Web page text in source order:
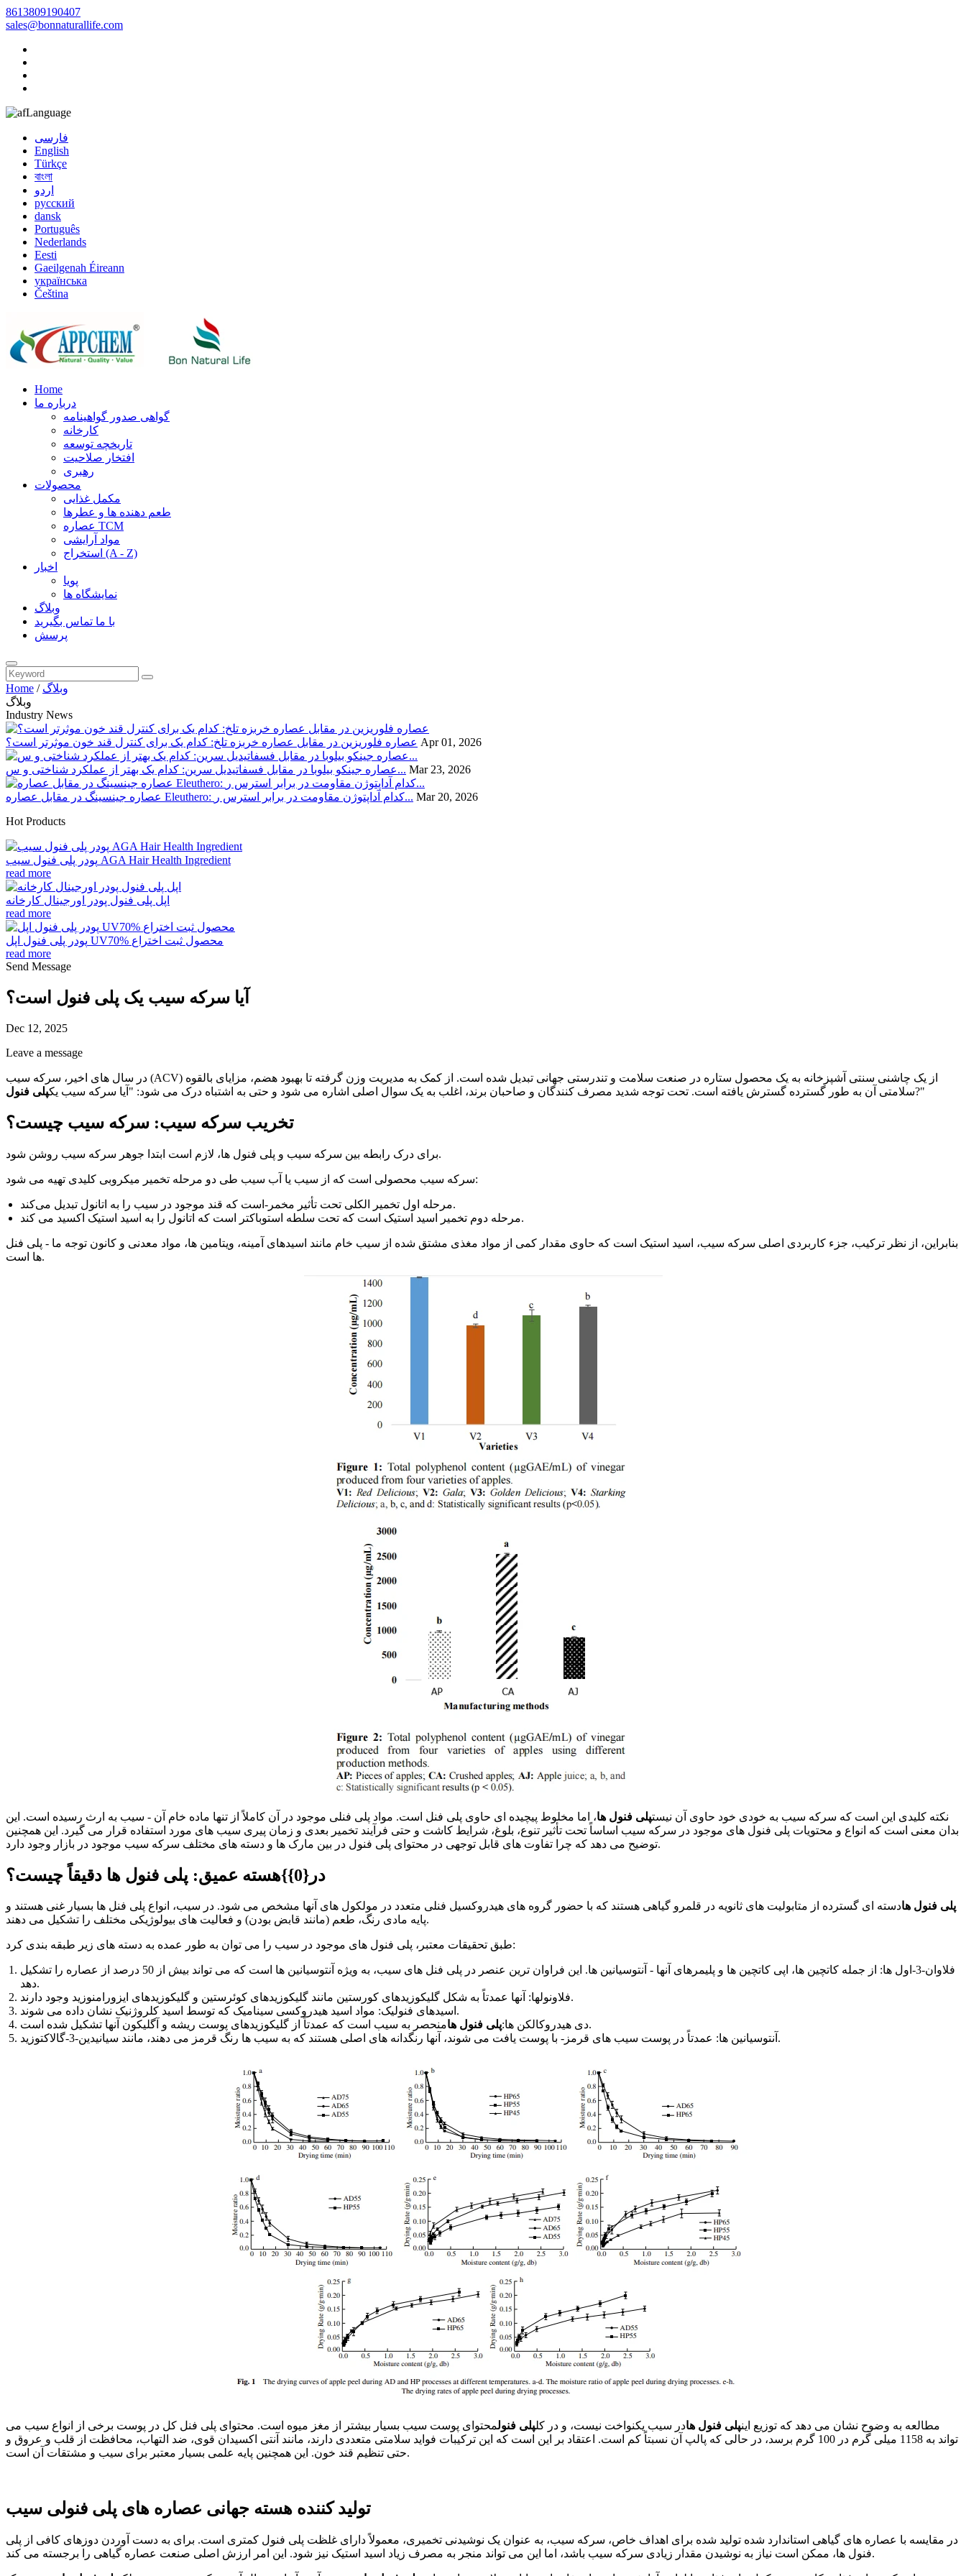
8613809190407
sales@bonnaturallife.com
Language
فارسی
English
Türkçe
বাংলা
اردو
русский
dansk
Português
Nederlands
Eesti
Gaeilgenah Éireann
українська
Čeština
Home
درباره ما
گواهی صدور گواهینامه
کارخانه
تاریخچه توسعه
افتخار صلاحیت
رهبری
محصولات
مکمل غذایی
طعم دهنده ها و عطرها
عصاره TCM
مواد آرایشی
استخراج (A - Z)
اخبار
پویا
نمایشگاه ها
وبلاگ
با ما تماس بگیرید
پرسش
Home / وبلاگ
وبلاگ
Industry News
عصاره فلوریزین در مقابل عصاره خربزه تلخ: کدام یک برای کنترل قند خون موثرتر است؟ Apr 01, 2026
عصاره جینکو بیلوبا در مقابل فسفاتیدیل سرین: کدام یک بهتر از عملکرد شناختی و س... Mar 23, 2026
عصاره جینسینگ در مقابل عصاره Eleuthero: کدام آداپتوژن مقاومت در برابر استرس ر... Mar 20, 2026
Hot Products
پودر پلی فنول سیب AGA Hair Health Ingredient
read more
اپل پلی فنول پودر اورجینال کارخانه
read more
پودر پلی فنول اپل UV70% محصول ثبت اختراع
read more
Send Message
آیا سرکه سیب یک پلی فنول است؟
Dec 12, 2025
Leave a message
در سال های اخیر، سرکه سیب (ACV) از یک چاشنی سنتی آشپزخانه به یک محصول ستاره در صنعت سلامت و تندرستی جهانی تبدیل شده است. از کمک به مدیریت وزن گرفته تا بهبود هضم، مزایای بالقوه
سلامتی آن به طور گسترده گسترش یافته است. تحت توجه شدید مصرف کنندگان و صاحبان برند، اغلب به یک سوال اصلی اشاره می شود و حتی به اشتباه درک می شود: "آیا سرکه سیب یکپلی فنول ?"
تخریب سرکه سیب: سرکه سیب چیست؟
برای درک رابطه بین سرکه سیب و پلی فنول ها، لازم است ابتدا جوهر سرکه سیب روشن شود.
سرکه سیب محصولی است که از سیب یا آب سیب طی دو مرحله تخمیر میکروبی کلیدی تهیه می شود:
مرحله اول تخمیر الکلی تحت تأثیر مخمر-است که قند موجود در سیب را به اتانول تبدیل می‌کند.
مرحله دوم تخمیر اسید استیک است که تحت سلطه استوباکتر است که اتانول را به اسید استیک اکسید می کند.
بنابراین، از نظر ترکیب، جزء کاربردی اصلی سرکه سیب، اسید استیک است که حاوی مقدار کمی از مواد مغذی مشتق شده از سیب خام مانند اسیدهای آمینه، ویتامین ها، مواد معدنی و کانون توجه ما - پلی فنل
ها است.
نکته کلیدی این است که سرکه سیب به خودی خود حاوی آن نیستپلی فنول ها، اما مخلوط پیچیده ای حاوی پلی فنل است. مواد پلی فنلی موجود در آن کاملاً از تنها ماده خام آن - سیب به ارث رسیده است. این
بدان معنی است که انواع و محتویات پلی فنول های موجود در سرکه سیب اساساً تحت تأثیر تنوع، بلوغ، شرایط کاشت و حتی فرآیند تخمیر بعدی و زمان پیری سیب های مورد استفاده قرار می گیرد. این همچنین
توضیح می دهد که چرا تفاوت های قابل توجهی در محتوای پلی فنول در بین مارک ها و دسته های مختلف سرکه سیب موجود در بازار وجود دارد.
در{0}}هسته عمیق: پلی فنول ها دقیقاً چیست؟
پلی فنول هادسته ای گسترده از متابولیت های ثانویه در قلمرو گیاهی هستند که با حضور گروه های هیدروکسیل فنلی متعدد در مولکول های آنها مشخص می شود. در سیب، انواع پلی فنل ها بسیار غنی هستند و
پایه مادی رنگ، طعم (مانند قابض بودن) و فعالیت های بیولوژیکی مختلف را تشکیل می دهند.
طبق تحقیقات معتبر، پلی فنول های موجود در سیب را می توان به طور عمده به دسته های زیر طبقه بندی کرد:
فلاوان-3-اول ها: از جمله کاتچین ها، اپی کاتچین ها و پلیمرهای آنها - آنتوسیانین ها. این فراوان ترین عنصر در پلی فنل های سیب، به ویژه آنتوسیانین ها است که می تواند بیش از 50 درصد از عصاره را تشکیل
دهد.
فلاونولها: آنها عمدتاً به شکل گلیکوزیدهای کورستین مانند گلیکوزیدهای کوئرستین و گلیکوزیدهای ایزورامنوزید وجود دارند.
اسیدهای فنولیک: مواد اسید هیدروکسی سینامیک که توسط اسید کلروژنیک نشان داده می شوند.
دی هیدروکالکن ها:پلی فنول ها
منحصر به سیب است که عمدتاً از گلیکوزیدهای پوست ریشه و آگلیکون آنها تشکیل شده است.
آنتوسیانین ها: عمدتاً در پوست سیب های قرمز- با پوست یافت می شوند، آنها رنگدانه های اصلی هستند که به سیب ها رنگ قرمز می دهند، مانند سیانیدین-3-گالاکتوزید.
مطالعه به وضوح نشان می دهد که توزیع اینپلی فنول هادر سیب یکنواخت نیست، و در کلپلی فنولمحتوای پوست سیب بسیار بیشتر از مغز میوه است. محتوای پلی فنل کل در پوست برخی از انواع سیب می
تواند به 1158 میلی گرم در 100 گرم برسد، در حالی که پالپ آن نسبتاً کم است. اعتقاد بر این است که این ترکیبات فواید سلامتی متعددی دارند، مانند آنتی اکسیدان قوی، ضد التهاب، محافظت از قلب و عروق و
حتی تنظیم قند خون. این همچنین پایه علمی بسیار معتبر برای سیب و مشتقات آن است.
تولید کننده هسته جهانی عصاره های پلی فنولی سیب
در مقایسه با عصاره های گیاهی استاندارد شده تولید شده برای اهداف خاص، سرکه سیب، به عنوان یک نوشیدنی تخمیری، معمولاً دارای غلظت پلی فنول کمتری است. برای به دست آوردن دوزهای کافی از پلی
فنول ها، ممکن است نیاز به نوشیدن مقدار زیادی سرکه سیب باشد، اما این می تواند منجر به مصرف زیاد اسید استیک نیز شود. این امر ارزش اصلی صنعت عصاره گیاهی را برجسته می کند.